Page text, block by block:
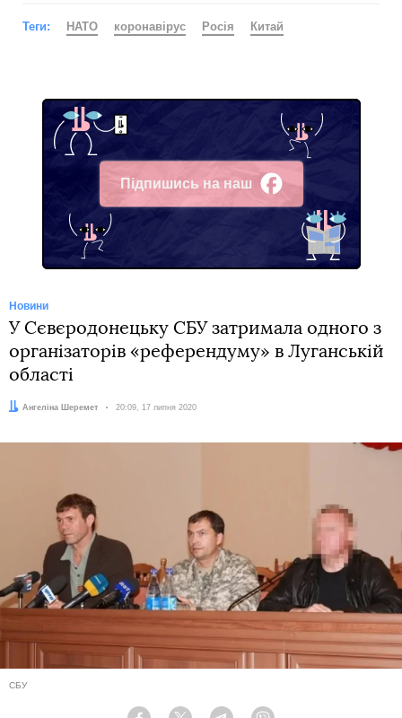
Теги: НАТО коронавірус Росія Китай
Підпишись на наш
Facebook
Новини
У Сєвєродонецьку СБУ затримала одного з
організаторів «референдуму» в Луганській
області
Автор:
Ангеліна Шеремет Дата:
20:09, 17 липня 2020
СБУ